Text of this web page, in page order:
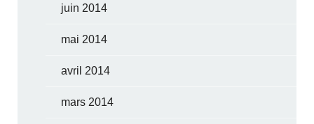
juin 2014
mai 2014
avril 2014
mars 2014